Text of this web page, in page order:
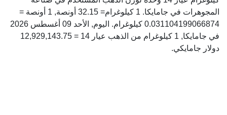
المجوهرات في جامايكا. 1 كيلوغرام= 32.15 أونصة, 1 أونصة =
0.031104199066874 كيلوغرام. اليوم, الأحد 09 أغسطس 2026
في جامايكا, 1 كيلوغرام من الذهب عيار 14 = 12,929,143.75
دولار جامايكي.